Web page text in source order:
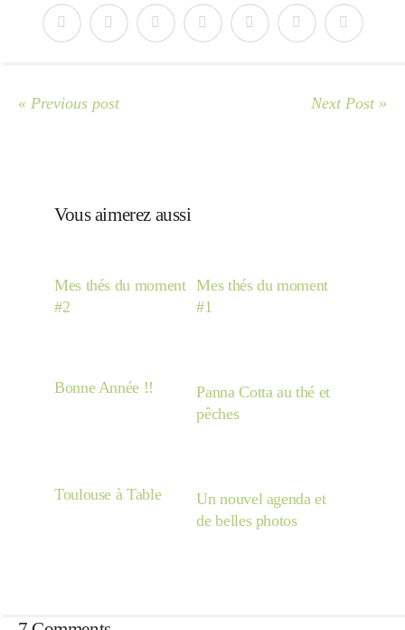
« Previous post Next Post »
Vous aimerez aussi
Mes thés du moment
#2
Mes thés du moment
#1
Bonne Année !!
Panna Cotta au thé et
pêches
Toulouse à Table
Un nouvel agenda et
de belles photos